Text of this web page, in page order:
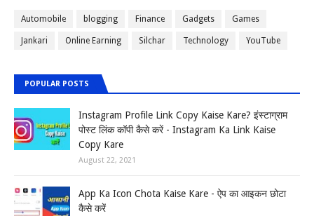
Automobile blogging Finance Gadgets Games
Jankari Online Earning Silchar Technology YouTube
POPULAR POSTS
Instagram Profile Link Copy Kaise Kare? इंस्टाग्राम
पोस्ट लिंक कॉपी कैसे करें - Instagram Ka Link Kaise
Copy Kare
August 22, 2021
App Ka Icon Chota Kaise Kare - ऐप का आइकन छोटा
कैसे करें